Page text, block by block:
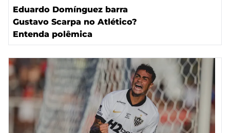
Eduardo Domínguez barra
Gustavo Scarpa no Atlético?
Entenda polêmica